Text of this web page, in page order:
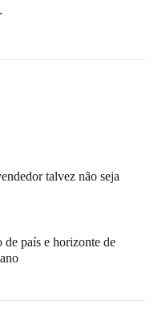
talvez não seja
país e horizonte de